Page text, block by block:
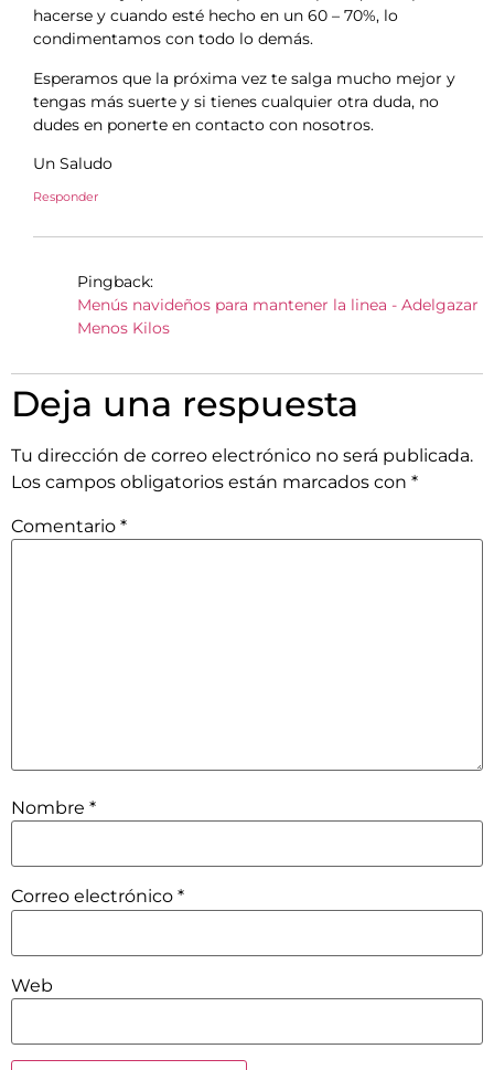
hacerse y cuando esté hecho en un 60 – 70%, lo
condimentamos con todo lo demás.
Esperamos que la próxima vez te salga mucho mejor y
tengas más suerte y si tienes cualquier otra duda, no
dudes en ponerte en contacto con nosotros.
Un Saludo
Responder
Pingback:
Menús navideños para mantener la linea - Adelgazar
Menos Kilos
Deja una respuesta
Tu dirección de correo electrónico no será publicada.
Los campos obligatorios están marcados con *
Comentario *
Nombre *
Correo electrónico *
Web